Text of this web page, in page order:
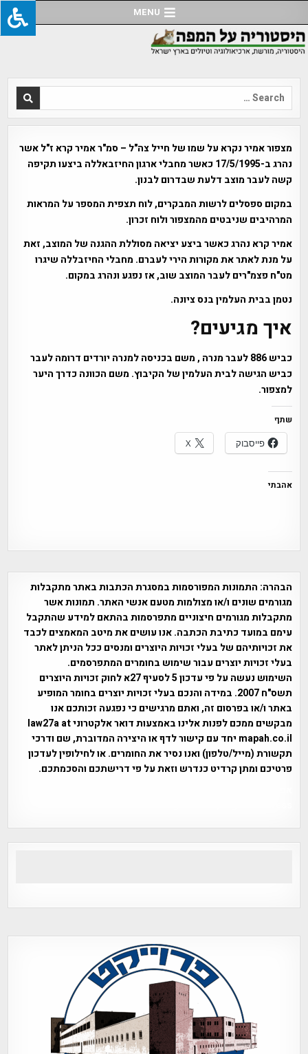
to
content
MENU
Search
for:
מצפור אמיר נקרא על שמו של חייל צה"ל – סמ"ר אמיר קרא ז"ל אשר
נהרג ב-17/5/1995 כאשר מחבלי ארגון החיזבאללה ביצעו תקיפה
קשה לעבר מוצב דלעת שבדרום לבנון.
במקום ספסלים לרשות המבקרים, לוח תצפית המספר על המראות
המרהיבים שניבטים מהמצפור ולוח זכרון.
אמיר קרא נהרג כאשר ביצע יציאה מסוללת ההגנה של המוצב, זאת
על מנת לאתר את מקורות הירי לעברם. מחבלי החיזבללה שיגרו
מט"ח פצמ"רים לעבר המוצב שוב, אז נפגע ונהרג במקום.
נטמן בבית העלמין בנס ציונה.
איך מגיעים?
כביש 886 לעבר מנרה , משם בכניסה למנרה יורדים דרומה לעבר
כביש הגישה לבית העלמין של הקיבוץ. משם הכוונה כדרך היער
למצפור.
שתף
פייסבוק
X
אהבתי
הבהרה: התמונות המפורסמות במסגרת הכתבות באתר מתקבלות
מגורמים שונים ו/או מצולמות מטעם אנשי האתר. תמונות אשר
מתקבלות מגורמים חיצוניים מתפרסמות בהתאם למידע שהתקבל
עימם במועד כתיבת הכתבה. אנו עושים את מיטב המאמצים לכבד
את זכויותיהם של בעלי זכויות היוצרים ומנסים ככל הניתן לאתר
בעלי זכויות יוצרים עבור שימוש בחומרים המתפרסמים.
השימוש נעשה על פי עדכון 5 לסעיף 27א לחוק זכויות היוצרים
תשס"ח 2007. במידה והנכם בעלי זכויות יוצרים בחומר המופיע
באתר ו/או בפרסום זה, ואתם מרגישים כי נפגעה זכותכם אנו
מבקשים ממכם לפנות אלינו באמצעות דואר אלקטרוני law27a at
mapah.co.il יחד עם קישור לדף או היצירה המדוברת, שם ודרכי
תקשורת (מייל/טלפון) ואנו נסיר את החומרים. או לחילופין לעדכון
פרטיכם ומתן קרדיט כנדרש וזאת על פי דרישתכם והסכמתכם.